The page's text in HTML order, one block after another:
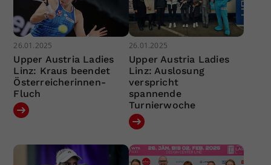
26.01.2025
Upper Austria Ladies
Linz: Kraus beendet
Österreicherinnen-
Fluch
26.01.2025
Upper Austria Ladies
Linz: Auslosung
verspricht
spannende
Turnierwoche